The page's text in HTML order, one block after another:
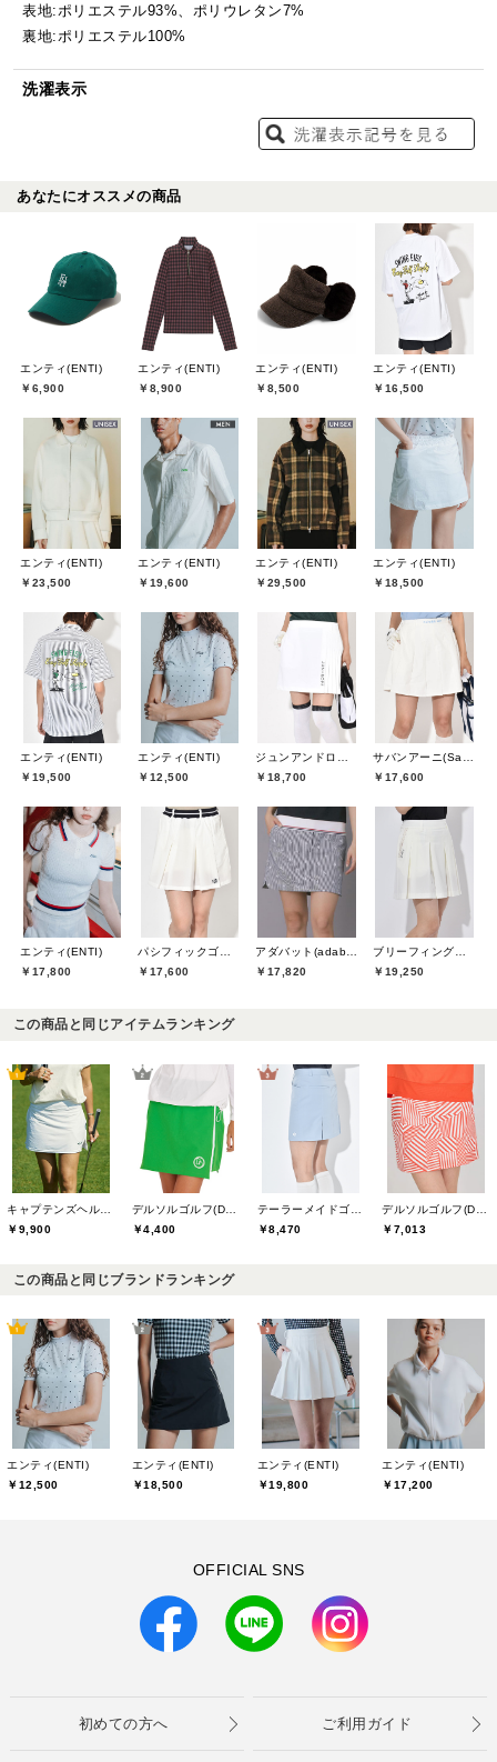
表地:ポリエステル93%、ポリウレタン7%
裏地:ポリエステル100%
洗濯表示
あなたにオススメの商品
エンティ(ENTI)
￥6,900
エンティ(ENTI)
￥8,900
エンティ(ENTI)
￥8,500
エンティ(ENTI)
￥16,500
エンティ(ENTI)
￥23,500
エンティ(ENTI)
￥19,600
エンティ(ENTI)
￥29,500
エンティ(ENTI)
￥18,500
エンティ(ENTI)
￥19,500
エンティ(ENTI)
￥12,500
ジュンアンドロペ(JUN&ROPE)
￥18,700
サバンアーニ(SaVaNNI aaNI)
￥17,600
エンティ(ENTI)
￥17,800
パシフィックゴルフクラブ(Pacific GOLF CLUB)
￥17,600
アダバット(adabat)
￥17,820
ブリーフィングゴルフ(BRIEFING GOLF)
￥19,250
この商品と同じアイテムランキング
￥9,900
￥4,400
￥8,470
￥7,013
この商品と同じブランドランキング
エンティ(ENTI)
￥12,500
エンティ(ENTI)
￥18,500
エンティ(ENTI)
￥19,800
エンティ(ENTI)
￥17,200
OFFICIAL SNS
初めての方へ ご利用ガイド